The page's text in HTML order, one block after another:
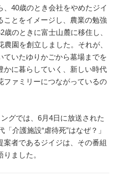
、40歳のとき会社をやめたジイ
ことをイメージし、農業の勉強
歳のときに富士山麓に移住し、
園を創立しました。それが、
ていたゆりかごから墓場までを
かに暮らしていく、新しい時代
ファミリーにつながっているの
グでは、6月4日に放送された
介護施設“虐待死”はなぜ？」
案者であるジイジは、その番組
ました。